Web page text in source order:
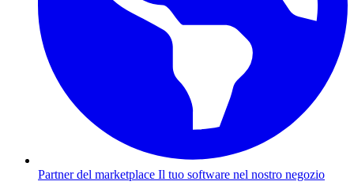
Partner del marketplace Il tuo software nel nostro negozio